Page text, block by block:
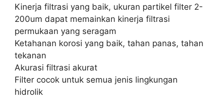
Kinerja filtrasi yang baik, ukuran partikel filter 2-
200um dapat memainkan kinerja filtrasi
permukaan yang seragam
Ketahanan korosi yang baik, tahan panas, tahan
tekanan
Akurasi filtrasi akurat
Filter cocok untuk semua jenis lingkungan
hidrolik